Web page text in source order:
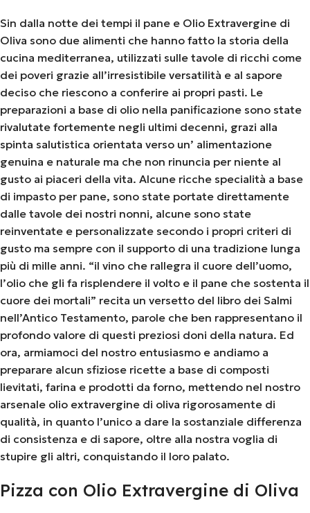
Sin dalla notte dei tempi il pane e Olio Extravergine di
Oliva sono due alimenti che hanno fatto la storia della
cucina mediterranea, utilizzati sulle tavole di ricchi come
dei poveri grazie all’irresistibile versatilità e al sapore
deciso che riescono a conferire ai propri pasti. Le
preparazioni a base di olio nella panificazione sono state
rivalutate fortemente negli ultimi decenni, grazi alla
spinta salutistica orientata verso un’ alimentazione
genuina e naturale ma che non rinuncia per niente al
gusto ai piaceri della vita. Alcune ricche specialità a base
di impasto per pane, sono state portate direttamente
dalle tavole dei nostri nonni, alcune sono state
reinventate e personalizzate secondo i propri criteri di
gusto ma sempre con il supporto di una tradizione lunga
più di mille anni. “il vino che rallegra il cuore dell’uomo,
l’olio che gli fa risplendere il volto e il pane che sostenta il
cuore dei mortali” recita un versetto del libro dei Salmi
nell’Antico Testamento, parole che ben rappresentano il
profondo valore di questi preziosi doni della natura. Ed
ora, armiamoci del nostro entusiasmo e andiamo a
preparare alcun sfiziose ricette a base di composti
lievitati, farina e prodotti da forno, mettendo nel nostro
arsenale olio extravergine di oliva rigorosamente di
qualità, in quanto l’unico a dare la sostanziale differenza
di consistenza e di sapore, oltre alla nostra voglia di
stupire gli altri, conquistando il loro palato.
Pizza con Olio Extravergine di Oliva